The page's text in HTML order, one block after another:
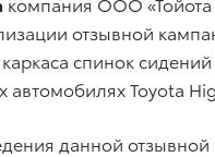
отзывной
спинок сидений
автомобилях Toyota
данной